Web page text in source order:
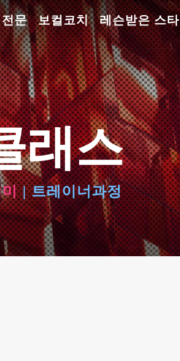
전문 보컬코치 레슨받은 스타
래스
|트레이너과정